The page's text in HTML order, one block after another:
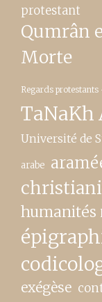
protestant
Qumrân
Morte
Regards
TaNaKh
Université de
arabe
humanités
exégèse